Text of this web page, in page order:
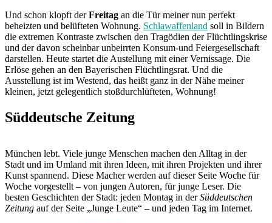
Und schon klopft derFreitag an die Tür meiner nun perfekt
beheizten und belüfteten Wohnung. Schlawaffenland soll in Bildern
die extremen Kontraste zwischen den Tragödien der Flüchtlingskrise
und der davon scheinbar unbeirrten Konsum-und Feiergesellschaft
darstellen. Heute startet die Austellung mit einer Vernissage. Die
Erlöse gehen an den Bayerischen Flüchtlingsrat. Und die
Ausstellung ist im Westend, das heißt ganz in der Nähe meiner
kleinen, jetzt gelegentlich stoßdurchlüfteten, Wohnung!
Süddeutsche Zeitung
München lebt. Viele junge Menschen machen den Alltag in der
Stadt und im Umland mit ihren Ideen, mit ihren Projekten und ihrer
Kunst spannend. Diese Macher werden auf dieser Seite Woche für
Woche vorgestellt – von jungen Autoren, für junge Leser. Die
besten Geschichten der Stadt: jeden Montag in derSüddeutschen
Zeitung auf der Seite „Junge Leute“ – und jeden Tag im Internet.